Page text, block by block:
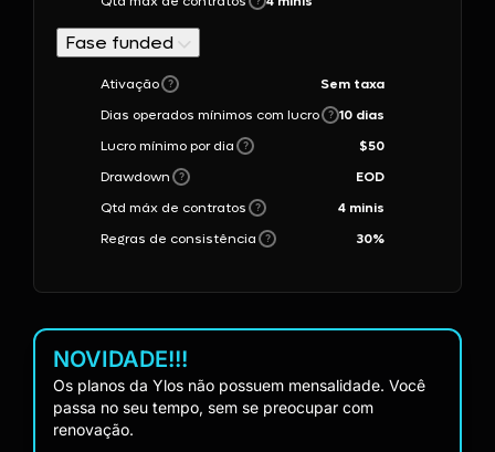
Fase funded
Ativação ?
Sem taxa
Dias operados mínimos com lucro ? 10 dias
Lucro mínimo por dia
? $50
Drawdown
?
EOD
Qtd máx de contratos
?
4 minis
Regras de consistência
? 30%
NOVIDADE!!!
Os planos da Ylos não possuem mensalidade. Você
passa no seu tempo, sem se preocupar com
renovação.